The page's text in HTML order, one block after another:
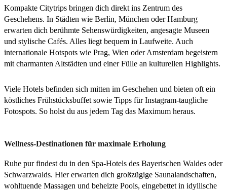
Kompakte Citytrips bringen dich direkt ins Zentrum des
Geschehens. In Städten wie Berlin, München oder Hamburg
erwarten dich berühmte Sehenswürdigkeiten, angesagte Museen
und stylische Cafés. Alles liegt bequem in Laufweite. Auch
internationale Hotspots wie Prag, Wien oder Amsterdam begeistern
mit charmanten Altstädten und einer Fülle an kulturellen Highlights.
Viele Hotels befinden sich mitten im Geschehen und bieten oft ein
köstliches Frühstücksbuffet sowie Tipps für Instagram-taugliche
Fotospots. So holst du aus jedem Tag das Maximum heraus.
Wellness-Destinationen für maximale Erholung
Ruhe pur findest du in den Spa-Hotels des Bayerischen Waldes oder
Schwarzwalds. Hier erwarten dich großzügige Saunalandschaften,
wohltuende Massagen und beheizte Pools, eingebettet in idyllische